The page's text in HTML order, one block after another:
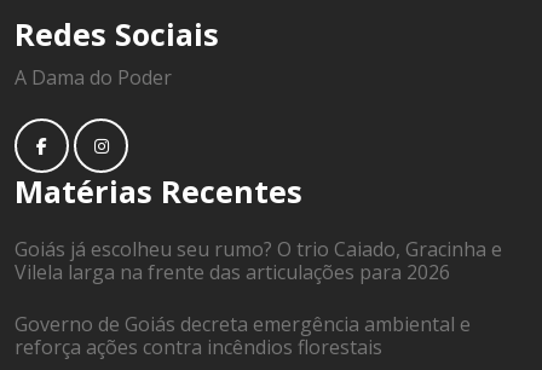
Redes Sociais
A Dama do Poder
Matérias Recentes
Goiás já escolheu seu rumo? O trio Caiado, Gracinha e
Vilela larga na frente das articulações para 2026
Governo de Goiás decreta emergência ambiental e
reforça ações contra incêndios florestais